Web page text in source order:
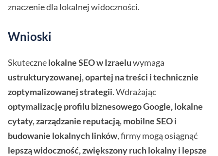
znaczenie dla lokalnej widoczności.
Wnioski
Skutecznelokalne SEO w Izraeluwymaga
ustrukturyzowanej, opartej na treści i technicznie
zoptymalizowanej strategii. Wdrażając
optymalizację profilu biznesowego Google, lokalne
cytaty, zarządzanie reputacją, mobilne SEO i
budowanie lokalnych linków, firmy mogą osiągnąć
lepszą widoczność, zwiększony ruch lokalny i lepsze